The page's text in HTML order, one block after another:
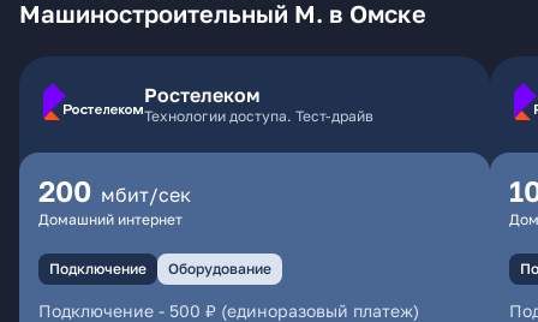
Машиностроительный М. в Омске
Ростелеком
Технологии доступа. Тест-драйв
200 мбит/сек
Домашний интернет
Подключение Оборудование
Подключение - 500 ₽ (единоразовый платеж)